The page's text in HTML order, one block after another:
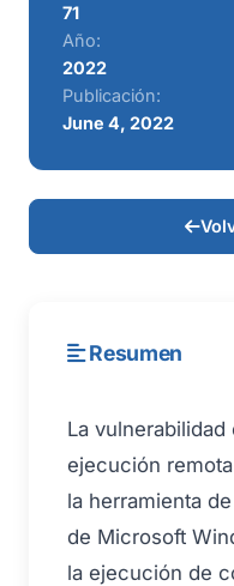
Resumen
La
ejecución
la herramienta
de Microsoft
la ejecución de
71
Año:
2022
Publicación:
June 4, 2022